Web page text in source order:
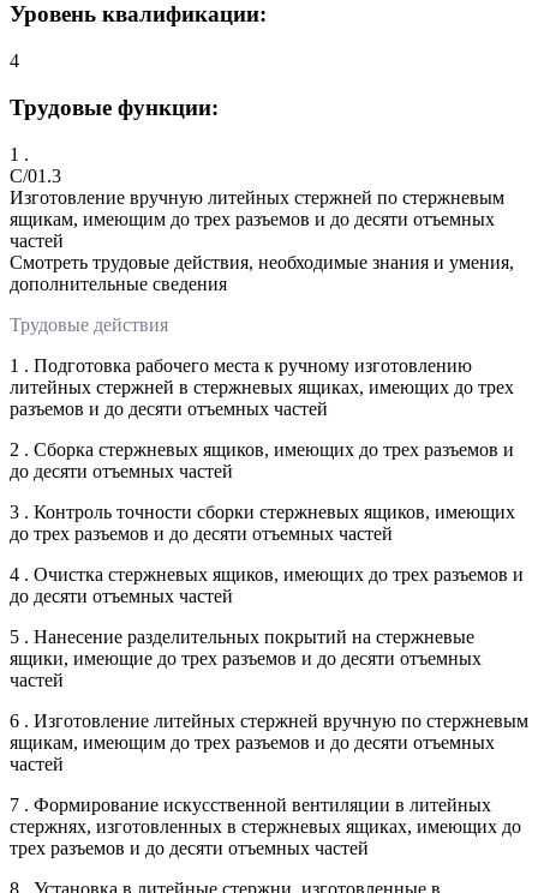
Уровень квалификации:
4
Трудовые функции:
1 .
C/01.3
Изготовление вручную литейных стержней по стержневым
ящикам, имеющим до трех разъемов и до десяти отъемных
частей
Смотреть трудовые действия, необходимые знания и умения,
дополнительные сведения
Трудовые действия
1 . Подготовка рабочего места к ручному изготовлению
литейных стержней в стержневых ящиках, имеющих до трех
разъемов и до десяти отъемных частей
2 . Сборка стержневых ящиков, имеющих до трех разъемов и
до десяти отъемных частей
3 . Контроль точности сборки стержневых ящиков, имеющих
до трех разъемов и до десяти отъемных частей
4 . Очистка стержневых ящиков, имеющих до трех разъемов и
до десяти отъемных частей
5 . Нанесение разделительных покрытий на стержневые
ящики, имеющие до трех разъемов и до десяти отъемных
частей
6 . Изготовление литейных стержней вручную по стержневым
ящикам, имеющим до трех разъемов и до десяти отъемных
частей
7 . Формирование искусственной вентиляции в литейных
стержнях, изготовленных в стержневых ящиках, имеющих до
трех разъемов и до десяти отъемных частей
8 . Установка в литейные стержни, изготовленные в